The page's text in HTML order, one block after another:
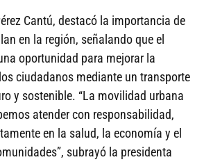
Cantú, destacó la importancia de
en la región, señalando que el
oportunidad para mejorar la
ciudadanos mediante un transporte
y sostenible. “La movilidad urbana
atender con responsabilidad,
en la salud, la economía y el
subrayó la presidenta